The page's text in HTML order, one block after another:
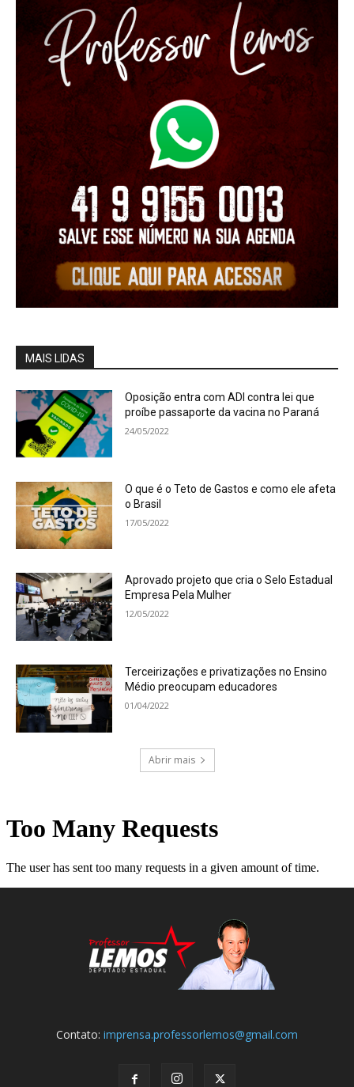
MAIS LIDAS
Oposição entra com ADI contra lei que
proíbe passaporte da vacina no Paraná
24/05/2022
O que é o Teto de Gastos e como ele afeta
o Brasil
17/05/2022
Aprovado projeto que cria o Selo Estadual
Empresa Pela Mulher
12/05/2022
Terceirizações e privatizações no Ensino
Médio preocupam educadores
01/04/2022
Abrir mais
Contato: imprensa.professorlemos@gmail.com